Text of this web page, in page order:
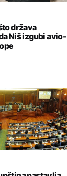
država
Niš izgubi avio-